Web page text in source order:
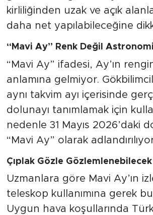
kirliliğinden uzak ve açık
daha net yapılabileceğine
“Mavi Ay” Renk Değil
“Mavi Ay” ifadesi, Ay’ın
anlamına gelmiyor.
aynı takvim ayı içerisinde
dolunayı tanımlamak için
nedenle 31 Mayıs 2026’daki
“Mavi Ay” olarak
Çıplak Gözle Gözlemlenebilecek
Uzmanlara göre Mavi Ay’ın
teleskop kullanımına gerek
Uygun hava koşullarında